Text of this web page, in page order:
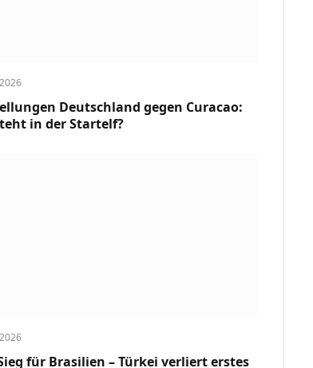
Deutschland gegen Curacao:
in der Startelf?
für Brasilien – Türkei verliert erstes